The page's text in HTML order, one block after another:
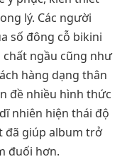
lý. Các người
số đông cỗ bikini
ngầu cũng như
hàng dạng thân
đề nhiều hình thức
nhiên hiện thái độ
đã giúp album trở
đuối hơn.